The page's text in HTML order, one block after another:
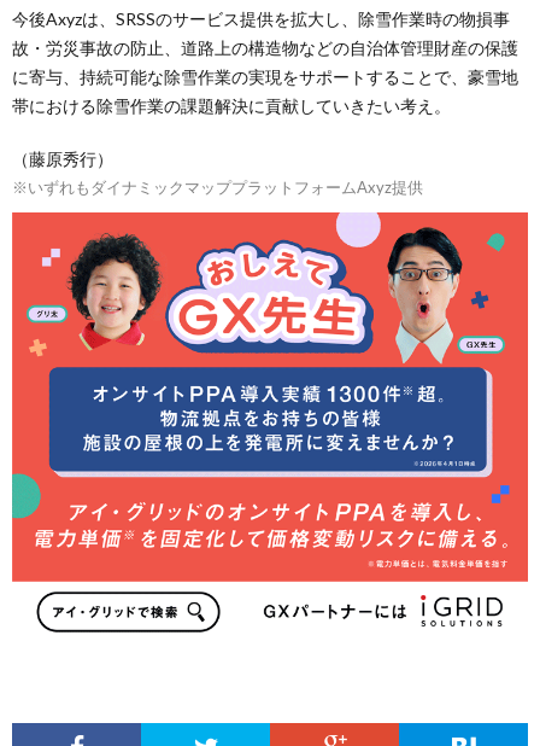
今後Axyzは、SRSSのサービス提供を拡大し、除雪作業時の物損事
故・労災事故の防止、道路上の構造物などの自治体管理財産の保護
に寄与、持続可能な除雪作業の実現をサポートすることで、豪雪地
帯における除雪作業の課題解決に貢献していきたい考え。
（藤原秀行）
※いずれもダイナミックマッププラットフォームAxyz提供